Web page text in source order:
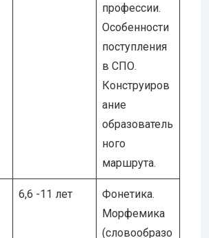
профессии.
Особенности
поступления
в СПО.
Конструиров
ание
образователь
ного
маршрута.
6,6 -11 лет
Фонетика.
Морфемика
(словообразо